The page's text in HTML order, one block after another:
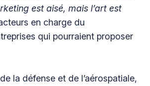
est aisé, mais l’art est
en charge du
qui pourraient proposer
la défense et de l’aérospatiale,